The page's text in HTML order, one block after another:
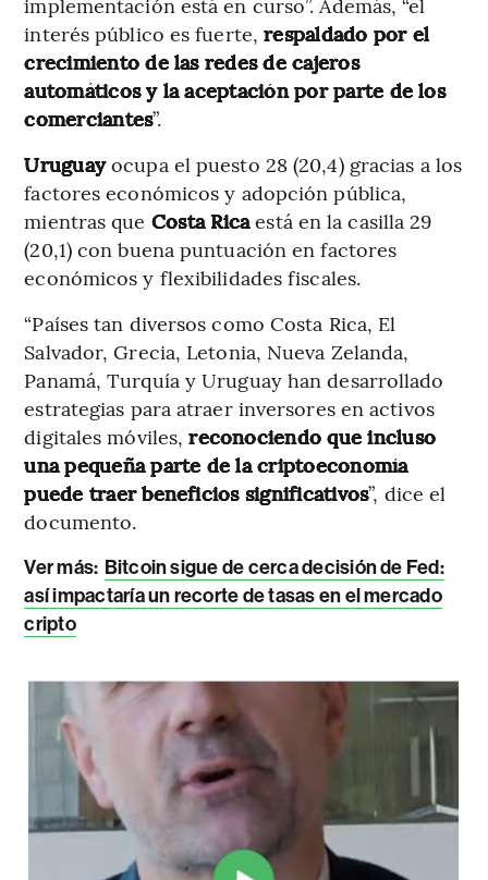
interés público es fuerte,respaldado por el
crecimiento de las redes de cajeros
automáticos y la aceptación por parte de los
comerciantes”.
Uruguayocupa el puesto 28 (20,4) gracias a los
factores económicos y adopción pública,
mientras que Costa Ricaestá en la casilla 29
(20,1) con buena puntuación en factores
económicos y flexibilidades fiscales.
“Países tan diversos como Costa Rica, El
Salvador, Grecia, Letonia, Nueva Zelanda,
Panamá, Turquía y Uruguay han desarrollado
estrategias para atraer inversores en activos
digitales móviles,reconociendo que incluso
una pequeña parte de la criptoeconomía
puede traer beneficios significativos”, dice el
documento.
Ver más: Bitcoin sigue de cerca decisión de Fed:
así impactaría un recorte de tasas en el mercado
cripto